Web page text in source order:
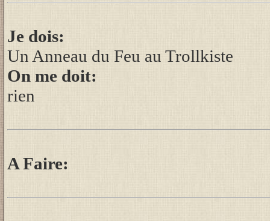
Je dois:
Un Anneau du Feu au Trollkiste
On me doit:
rien
A Faire: